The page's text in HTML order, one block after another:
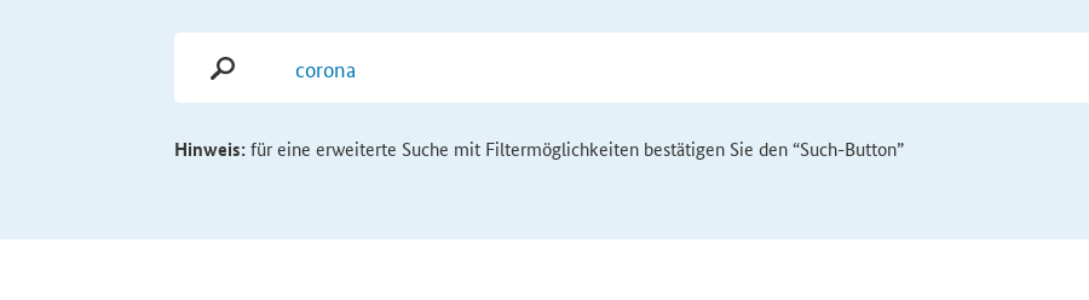
Hinweis:für eine erweiterte Suche mit Filtermöglichkeiten bestätigen Sie den “Such-Button”